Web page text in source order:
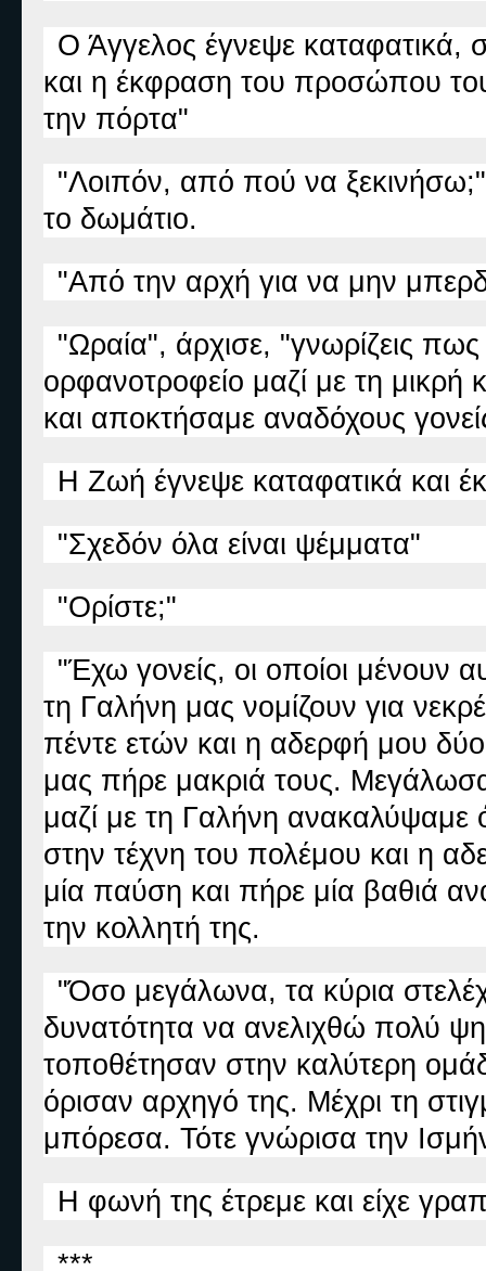
Ο Άγγελος έγνεψε
και η έκφραση του προσώπου
την πόρτα"
"Λοιπόν, από πού να
το δωμάτιο.
"Από την αρχή για να μην
"Ωραία", άρχισε, "γνωρίζεις
ορφανοτροφείο μαζί με τη
και αποκτήσαμε αναδόχους
Η Ζωή έγνεψε καταφατικά και
"Σχεδόν όλα είναι ψέμματα"
"Ορίστε;"
"Έχω γονείς, οι οποίοι μένουν
τη Γαλήνη μας νομίζουν για
πέντε ετών και η αδερφή μου
μας πήρε μακριά τους.
μαζί με τη Γαλήνη ανακαλύψαμε
στην τέχνη του πολέμου και η
μία παύση και πήρε μία βαθιά
την κολλητή της.
"Όσο μεγάλωνα, τα κύρια
δυνατότητα να ανελιχθώ πολύ
τοποθέτησαν στην καλύτερη
όρισαν αρχηγό της. Μέχρι τη
μπόρεσα. Τότε γνώρισα την
Η φωνή της έτρεμε και είχε
***